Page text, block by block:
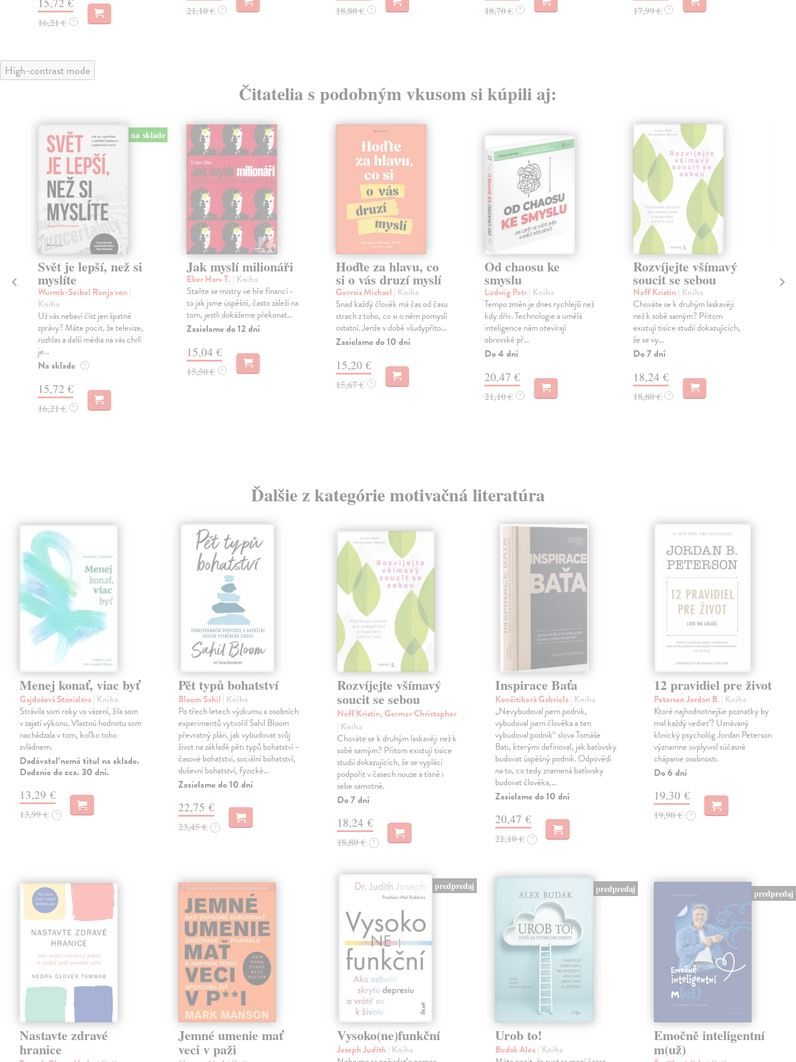
16,21 € ?
21,10 € ? 18,80 € ? 18,70 € ? 17,99 € ?
High-contrast mode
Čitatelia s podobným vkusom si kúpili aj:
na sklade
Svět je lepší, než si
myslíte
Wurmb-Seibel Ronja von |
Kniha
Už vás nebaví číst jen špatné
zprávy? Máte pocit, že televize,
rozhlas a další média na vás chrlí
je...
Na sklade ?
15,72 €
16,21 € ?
Jak myslí milionáři
Eker Harv T. | Kniha
Staňte se mistry ve hře financí -
to jak jsme úspěšní, často záleží na
tom, jestli dokážeme překonat...
Zasielame do 12 dní
15,04 €
15,50 € ?
Hoďte za hlavu, co
si o vás druzí myslí
Gervais Michael | Kniha
Snad každý člověk má čas od času
strach z toho, co si o něm pomyslí
ostatní. Jenže v době všudypříto...
Zasielame do 10 dní
15,20 €
15,67 € ?
Od chaosu ke
smyslu
Ludwig Petr| Kniha
Tempo změn je dnes rychlejší než
kdy dřív. Technologie a umělá
inteligence nám otevírají
obrovské př...
Do 4 dní
20,47 €
21,10 € ?
Rozvíjejte všímavý
soucit se sebou
Neff Kristin | Kniha
Chováte se k druhým laskavěji
než k sobě samým? Přitom
existují tisíce studií dokazujících,
že se vy...
Do 7 dní
18,24 €
18,80 € ?
Ďalšie z kategórie motivačná literatúra
Menej konať, viac byť
Gajdošová Stanislava| Kniha
Strávila som roky vo väzení, žila som
v zajatí výkonu. Vlastnú hodnotu som
nachádzala v tom, koľko toho
zvládnem.
Dodávateľ nemá titul na sklade.
Dodanie do cca. 30 dní.
13,29 €
13,99 € ?
Pět typů bohatství
Bloom Sahil | Kniha
Po třech letech výzkumu a osobních
experimentů vytvořil Sahil Bloom
převratný plán, jak vybudovat svůj
život na základě pěti typů bohatství -
časové bohatství, sociální bohatství,
duševní bohatství, fyzické…
Zasielame do 10 dní
22,75 €
23,45 € ?
Rozvíjejte všímavý
soucit se sebou
Neff Kristin, Germer Christopher
| Kniha
Chováte se k druhým laskavěji než k
sobě samým? Přitom existují tisíce
studií dokazujících, že se vyplácí
podpořit v časech nouze a tísně i
sebe samotné.
Do 7 dní
18,24 €
18,80 € ?
Inspirace Baťa
Končitíková Gabriela| Kniha
„Nevybudoval jsem podnik,
vybudoval jsem člověka a ten
vybudoval podnik“ slova Tomáše
Bati, kterými definoval, jak baťovsky
budovat úspěšný podnik. Odpovědí
na to, co tedy znamená baťovsky
budovat člověka,…
Zasielame do 10 dní
20,47 €
21,10 € ?
12 pravidiel pre život
Peterson Jordan B. | Kniha
Ktoré najhodnotnejšie poznatky by
mal každý vedieť? Uznávaný
klinický psychológ Jordan Peterson
významne ovplyvnil súčasné
chápanie osobnosti.
Do 6 dní
19,30 €
19,90 € ?
Nastavte zdravé
hranice
Jemné umenie mať
veci v paži
predpredaj
Vysoko(ne)funkční
Joseph Judith | Kniha
predpredaj
Urob to!
Budak Alex | Kniha
predpredaj
Emočně inteligentní
m(už)